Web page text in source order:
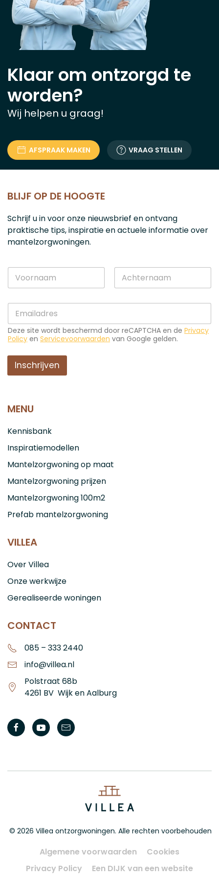
Klaar om ontzorgd te
worden?
Wij helpen u graag!
AFSPRAAK MAKEN VRAAG STELLEN
BLIJF OP DE HOOGTE
Schrijf u in voor onze nieuwsbrief en ontvang
praktische tips, inspiratie en actuele informatie over
mantelzorgwoningen.
N
a
Voornaam Achternaam
*
a
m
-
a
E
m
a
i
l
Deze site wordt beschermd door reCAPTCHA en de Privacy
Policy en Servicevoorwaarden van Google gelden.
Inschrijven
MENU
Kennisbank
Inspiratiemodellen
Mantelzorgwoning op maat
Mantelzorgwoning prijzen
Mantelzorgwoning 100m2
Prefab mantelzorgwoning
VILLEA
Over Villea
Onze werkwijze
Gerealiseerde woningen
CONTACT
085 – 333 2440
info@villea.nl
Polstraat 68b
4261 BV Wijk en Aalburg
© 2026 Villea ontzorgwoningen. Alle rechten voorbehouden
Algemene voorwaarden
Cookies
Privacy Policy
Een DIJK van een website